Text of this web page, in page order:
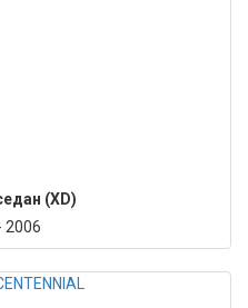
(XD)
2006